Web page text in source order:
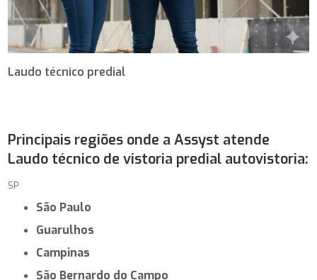
Laudo técnico predial
Principais regiões onde a Assyst atende
Laudo técnico de vistoria predial autovistoria:
SP
São Paulo
Guarulhos
Campinas
São Bernardo do Campo